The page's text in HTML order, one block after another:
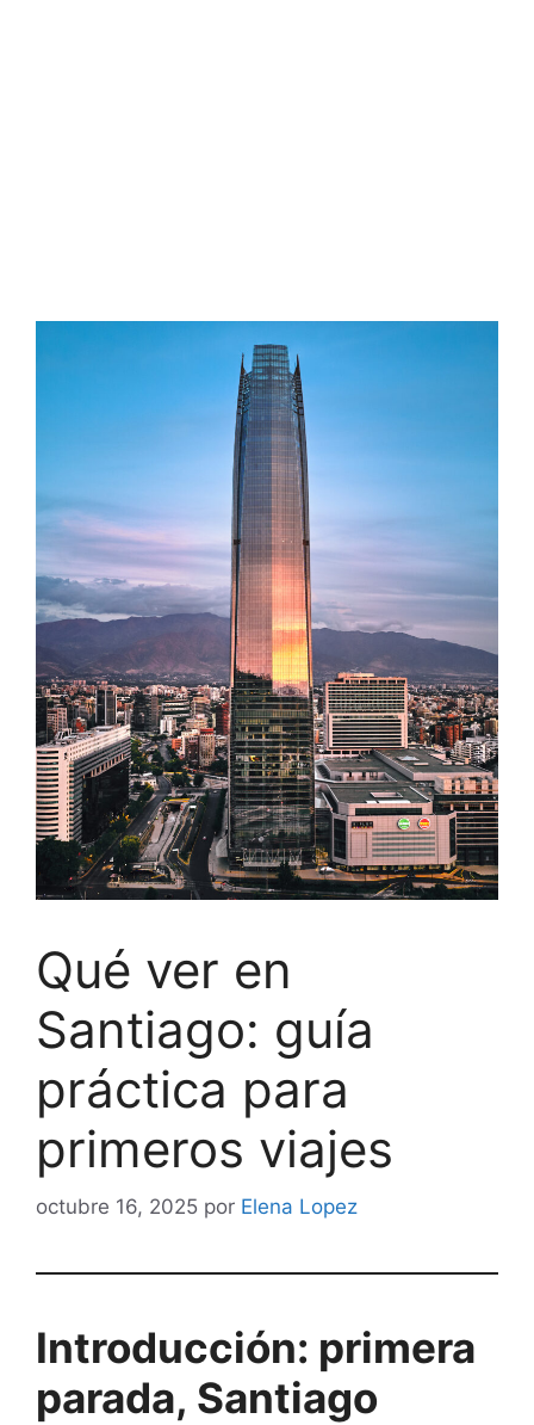
Qué ver en
Santiago: guía
práctica para
primeros viajes
octubre 16, 2025 por Elena Lopez
Introducción: primera
parada, Santiago